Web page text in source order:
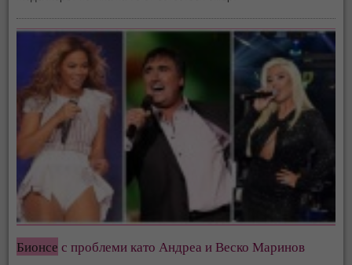
Бионсе с проблеми като Андреа и Веско Маринов